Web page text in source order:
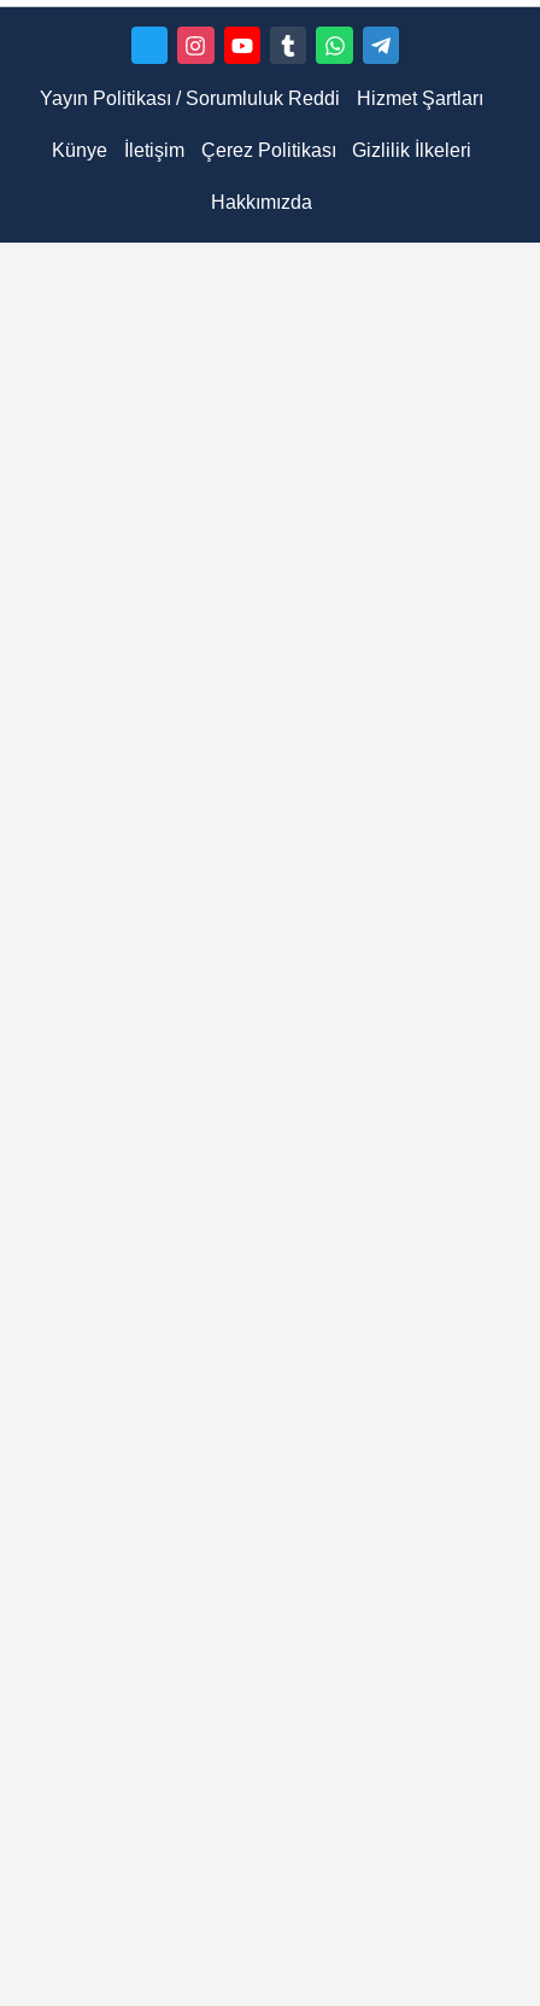
Yayın Politikası / Sorumluluk Reddi Hizmet Şartları
Künye İletişim Çerez Politikası Gizlilik İlkeleri
Hakkımızda